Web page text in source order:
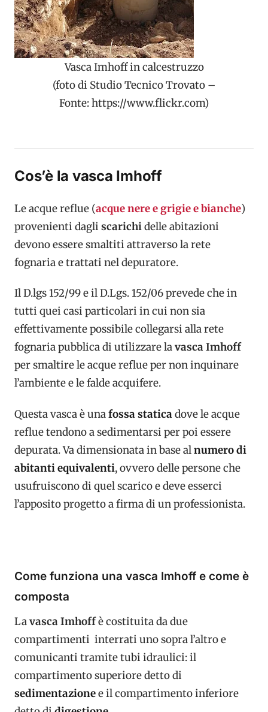
Vasca Imhoff in calcestruzzo
(foto di Studio Tecnico Trovato –
Fonte: https://www.flickr.com)
Cos’è la vasca Imhoff
Le acque reflue (acque nere e grigie e bianche)
provenienti dagli scarichidelle abitazioni
devono essere smaltiti attraverso la rete
fognaria e trattati nel depuratore.
Il D.lgs 152/99 e il D.Lgs. 152/06 prevede che in
tutti quei casi particolari in cui non sia
effettivamente possibile collegarsi alla rete
fognaria pubblica di utilizzare lavasca Imhoff
per smaltire le acque reflue per non inquinare
l’ambiente e le falde acquifere.
Questa vasca è unafossa staticadove le acque
reflue tendono a sedimentarsi per poi essere
depurata. Va dimensionata in base alnumero di
abitanti equivalenti, ovvero delle persone che
usufruiscono di quel scarico e deve esserci
l’apposito progetto a firma di un professionista.
Come funziona una vasca Imhoff e come è
composta
Lavasca Imhoffè costituita da due
compartimenti interrati uno sopra l’altro e
comunicanti tramite tubi idraulici: il
compartimento superiore detto di
sedimentazionee il compartimento inferiore